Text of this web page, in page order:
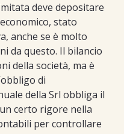
deve depositare
stato
anche se è molto
da questo. Il bilancio
della società, ma è
di
della Srl obbliga il
certo rigore nella
per controllare